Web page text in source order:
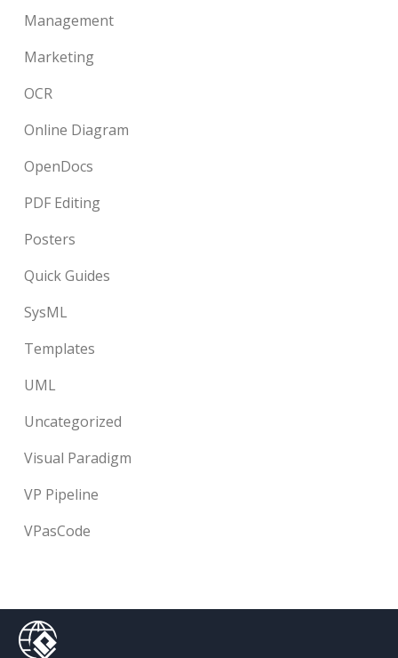
Management
Marketing
OCR
Online Diagram
OpenDocs
PDF Editing
Posters
Quick Guides
SysML
Templates
UML
Uncategorized
Visual Paradigm
VP Pipeline
VPasCode